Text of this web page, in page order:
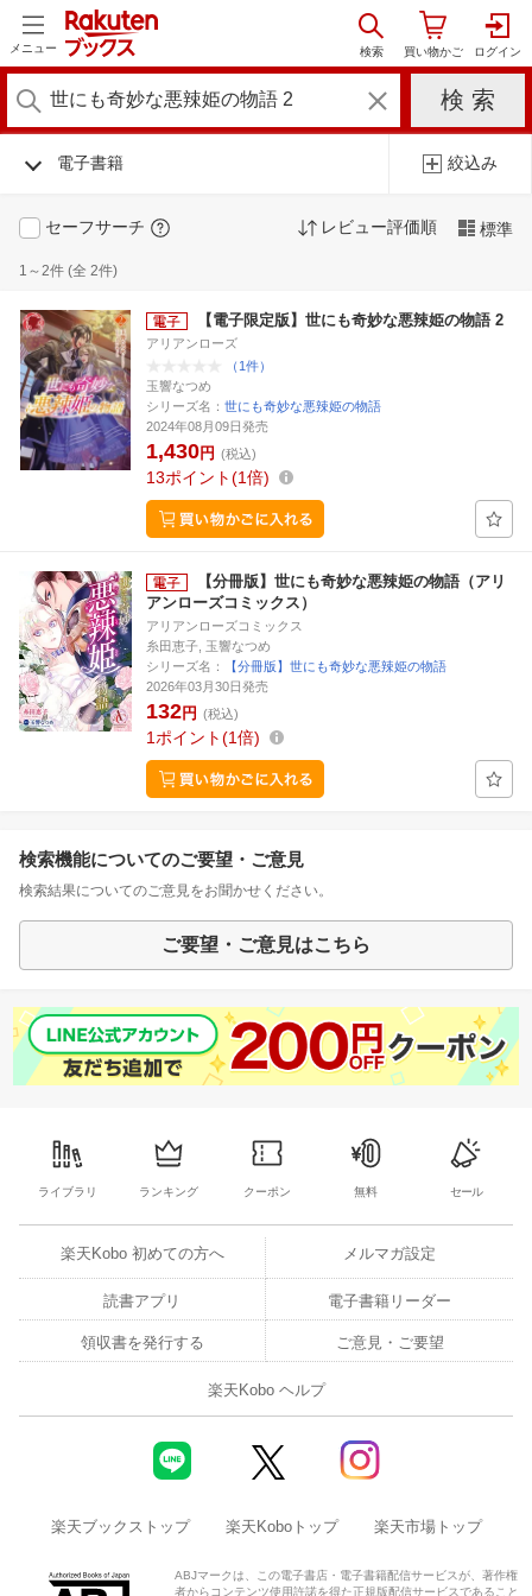
メニュー
電子書籍 絞込み
セーフサーチ レビュー評価順 標準
1～2件 (全 2件)
【電子限定版】世にも奇妙な悪辣姫の物語 2
アリアンローズ
（1件）
玉響なつめ
シリーズ名： 世にも奇妙な悪辣姫の物語
2024年08月09日発売
1,430円 (税込)
13ポイント 1倍
【分冊版】世にも奇妙な悪辣姫の物語（アリ
アンローズコミックス）
アリアンローズコミックス
糸田恵子, 玉響なつめ
シリーズ名：
【分冊版】世にも奇妙な悪辣姫の物語
2026年03月30日発売
132円 (税込)
1 ポイント 1倍
検索機能についてのご要望・ご意見
検索結果についてのご意見をお聞かせください。
ご要望・ご意見はこちら
ライブラリ ランキング クーポン 無料 セール
楽天Kobo 初めての方へ メルマガ設定
読書アプリ 電子書籍リーダー
領収書を発行する ご意見・ご要望
楽天Kobo ヘルプ
楽天ブックストップ 楽天Koboトップ 楽天市場トップ
ABJマークは、この電子書店・電子書籍配信サービスが、著作権
者からコンテンツ使用許諾を得た正規版配信サービスであること